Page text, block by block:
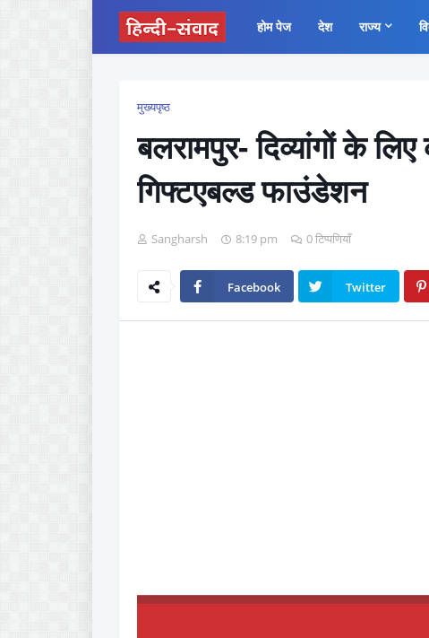
होम पेज देश राज्य
मुख्यपृष्ठ
बलरामपुर- दिव्यांगों के
गिफ्टएबल्ड फाउंडेशन
Sangharsh 8:19 pm 0 टिप्पणियाँ
Facebook Twitter